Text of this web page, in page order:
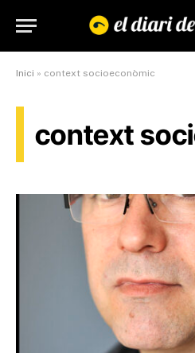
Inici » context socioeconòmic
context